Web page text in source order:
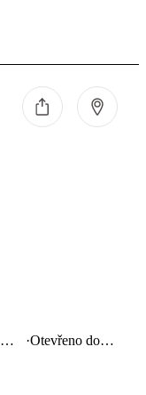
·Otevřeno do